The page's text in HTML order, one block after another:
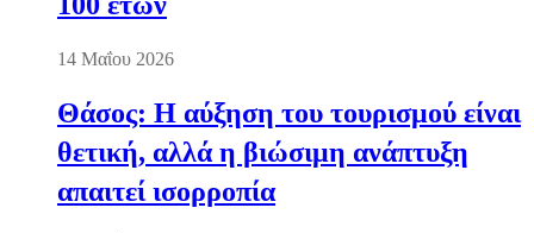
14 Μαΐου 2026
Θάσος: Η αύξηση του τουρισμού είναι
θετική, αλλά η βιώσιμη ανάπτυξη
απαιτεί ισορροπία